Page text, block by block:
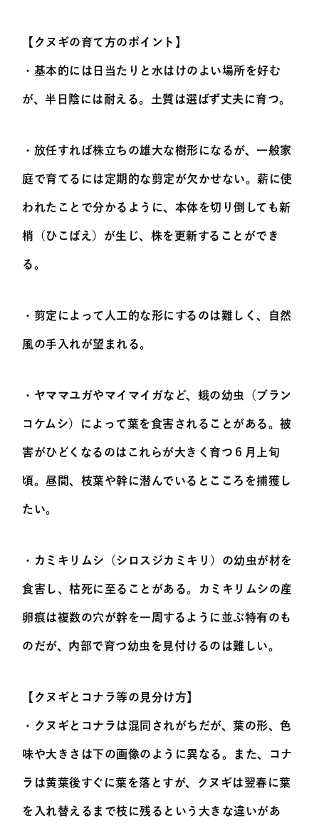
【クヌギの育て方のポイント】
・基本的には日当たりと水はけのよい場所を好む
が、半日陰には耐える。土質は選ばず丈夫に育つ。
・放任すれば株立ちの雄大な樹形になるが、一般家
庭で育てるには定期的な剪定が欠かせない。薪に使
われたことで分かるように、本体を切り倒しても新
梢（ひこばえ）が生じ、株を更新することができ
る。
・剪定によって人工的な形にするのは難しく、自然
風の手入れが望まれる。
・ヤママユガやマイマイガなど、蛾の幼虫（ブラン
コケムシ）によって葉を食害されることがある。被
害がひどくなるのはこれらが大きく育つ６月上旬
頃。昼間、枝葉や幹に潜んでいるとこころを捕獲し
たい。
・カミキリムシ（シロスジカミキリ）の幼虫が材を
食害し、枯死に至ることがある。カミキリムシの産
卵痕は複数の穴が幹を一周するように並ぶ特有のも
のだが、内部で育つ幼虫を見付けるのは難しい。
【クヌギとコナラ等の見分け方】
・クヌギとコナラは混同されがちだが、葉の形、色
味や大きさは下の画像のように異なる。また、コナ
ラは黄葉後すぐに葉を落とすが、クヌギは翌春に葉
を入れ替えるまで枝に残るという大きな違いがあ